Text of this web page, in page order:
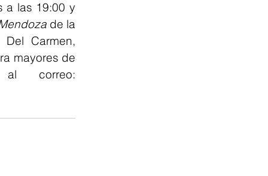
a las 19:00 y
de la
Carmen,
mayores de